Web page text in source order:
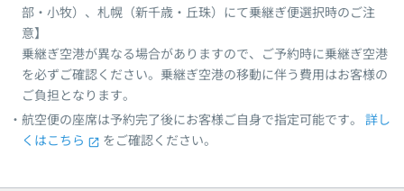
部・小牧）、札幌（新千歳・丘珠）にて乗継ぎ便選択時のご注
意】
乗継ぎ空港が異なる場合がありますので、ご予約時に乗継ぎ空港
を必ずご確認ください。乗継ぎ空港の移動に伴う費用はお客様の
ご負担となります。
航空便の座席は予約完了後にお客様ご自身で指定可能です。
詳し
くはこちら
をご確認ください。